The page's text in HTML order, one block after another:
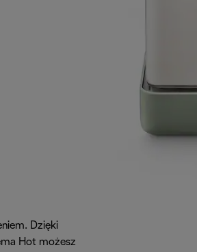
odmian ziaren
lub wyraziste
na bezkofeinową,
filiżanką idealnego
z
staje się
Dzięki
Hot możesz